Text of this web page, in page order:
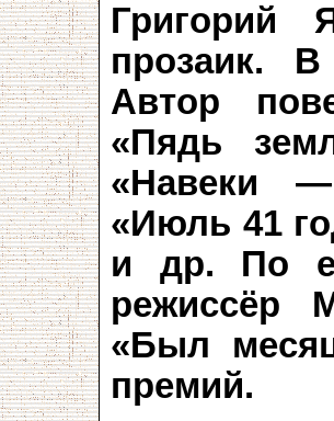
Григорий
прозаик.
Автор
«Пядь
«Навеки —
«Июль 41
и др. По
режиссёр
«Был
премий.